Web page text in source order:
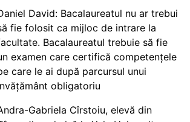
David: Bacalaureatul nu ar trebui
fie folosit ca mijloc de intrare la
Bacalaureatul trebuie să fie
examen care certifică competențele
care le ai după parcursul unui
obligatoriu
Gabriela Cîrstoiu, elevă din